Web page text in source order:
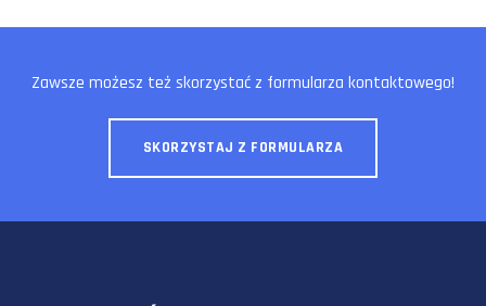
Zawsze możesz też skorzystać z formularza kontaktowego!
SKORZYSTAJ Z FORMULARZA